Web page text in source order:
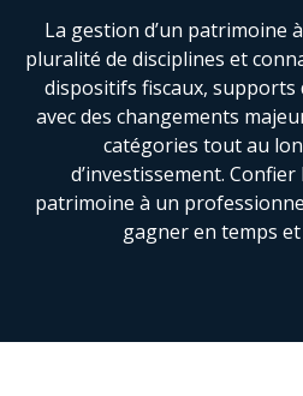
La gestion d’un patrimoine
pluralité de disciplines et
dispositifs fiscaux, supports
avec des changements
catégories tout au
d’investissement.
patrimoine à un
gagner en temps